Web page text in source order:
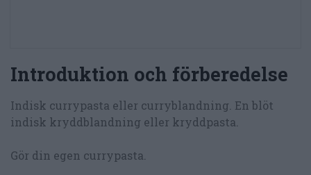
Introduktion och förberedelse
Indisk currypasta eller curryblandning. En blöt
indisk kryddblandning eller kryddpasta.
Gör din egen currypasta.